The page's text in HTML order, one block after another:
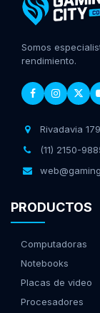
Somos
rendimiento.
Rivadavia
(11) 2150-
PRODUCTOS
Computadoras
Notebooks
Placas de video
Procesadores